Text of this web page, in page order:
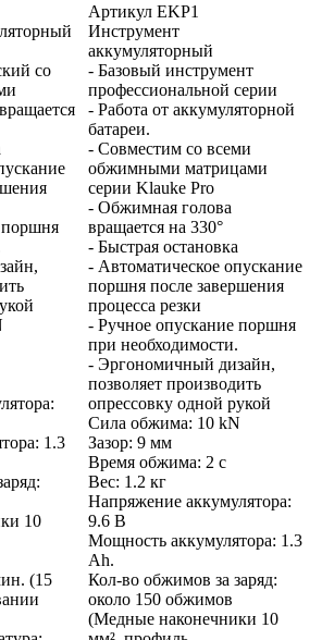
со
поршня
1.3
10
(15
Артикул EKP1
Инструмент
аккумуляторный
- Базовый инструмент
профессиональной серии
- Работа от аккумуляторной
батареи.
- Совместим со всеми
обжимными матрицами
серии Klauke Pro
- Обжимная голова
вращается на 330°
- Быстрая остановка
- Автоматическое опускание
поршня после завершения
процесса резки
- Ручное опускание поршня
при необходимости.
- Эргономичный дизайн,
позволяет производить
опрессовку одной рукой
Сила обжима: 10 kN
Зазор: 9 мм
Время обжима: 2 с
Вес: 1.2 кг
Напряжение аккумулятора:
9.6 В
Мощность аккумулятора: 1.3
Ah.
Кол-во обжимов за заряд:
около 150 обжимов
(Медные наконечники 10